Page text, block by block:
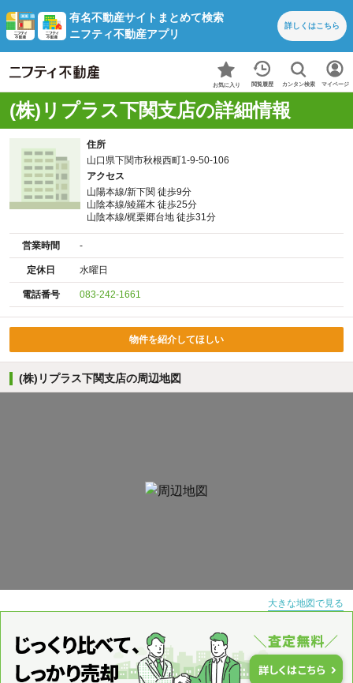
有名不動産サイトまとめて検索
ニフティ不動産アプリ
詳しくはこちら
お気に入り 閲覧履歴 カンタン検索 マイページ
(株)リプラス下関支店の詳細情報
住所
山口県下関市秋根西町1-9-50-106
アクセス
山陽本線/新下関 徒歩9分
山陰本線/綾羅木 徒歩25分
山陰本線/梶栗郷台地 徒歩31分
営業時間 -
定休日 水曜日
電話番号 083-242-1661
物件を紹介してほしい
(株)リプラス下関支店の周辺地図
大きな地図で見る